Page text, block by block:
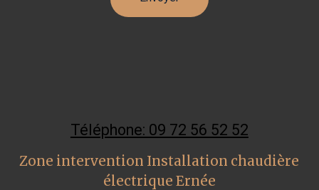
Téléphone: 09 72 56 52 52
Zone intervention Installation chaudière
électrique Ernée